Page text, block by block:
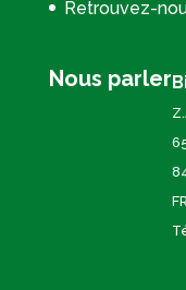
Retrouvez-
Nous parler